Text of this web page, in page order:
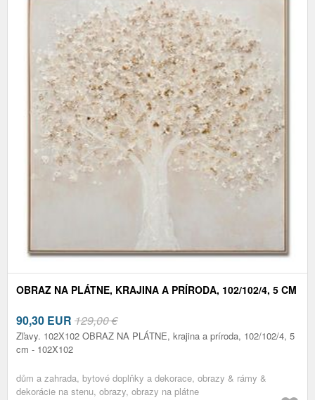
OBRAZ NA PLÁTNE, KRAJINA A PRÍRODA, 102/102/4, 5 CM
90,30 EUR 129,00 €
Zľavy. 102X102 OBRAZ NA PLÁTNE, krajina a príroda, 102/102/4, 5
cm - 102X102
dům a zahrada, bytové doplňky a dekorace, obrazy & rámy &
dekorácie na stenu, obrazy, obrazy na plátne